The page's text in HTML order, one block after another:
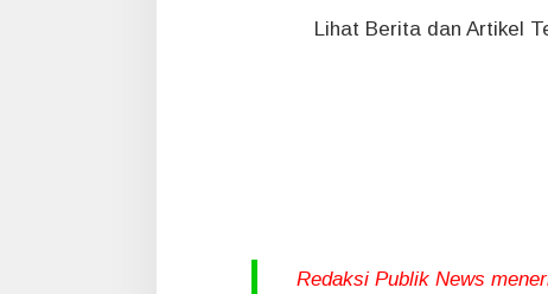
Lihat Berita dan Artikel
Redaksi Publik News